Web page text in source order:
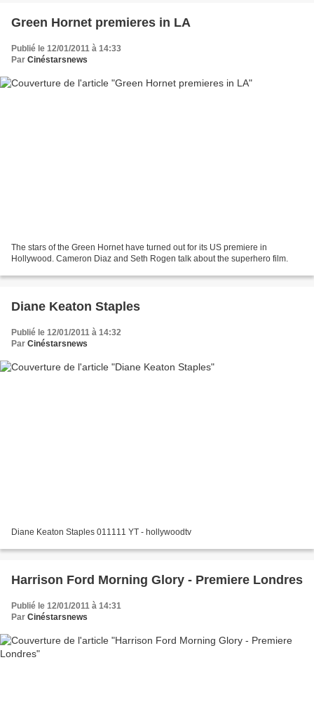
Green Hornet premieres in LA
Publié le 12/01/2011 à 14:33
Par Cinéstarsnews
The stars of the Green Hornet have turned out for its US premiere in
Hollywood. Cameron Diaz and Seth Rogen talk about the superhero film.
Diane Keaton Staples
Publié le 12/01/2011 à 14:32
Par Cinéstarsnews
Diane Keaton Staples 011111 YT - hollywoodtv
Harrison Ford Morning Glory - Premiere Londres
Publié le 12/01/2011 à 14:31
Par Cinéstarsnews